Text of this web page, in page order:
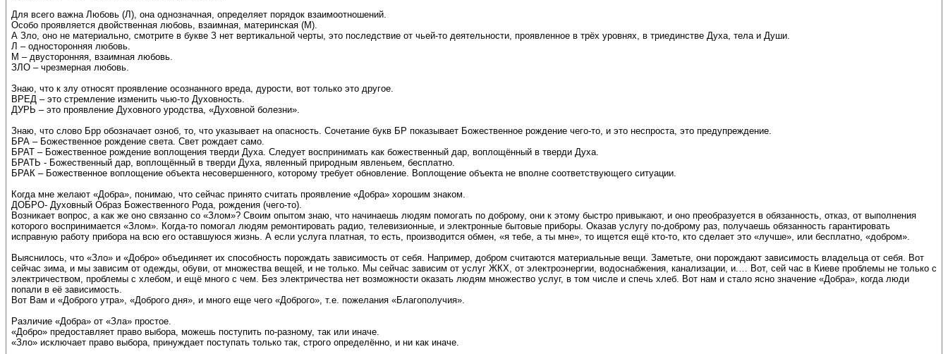
Для всего важна Любовь (Л), она однозначная, определяет порядок взаимоотношений.
Особо проявляется двойственная любовь, взаимная, материнская (М).
А Зло, оно не материально, смотрите в букве З нет вертикальной черты, это последствие от чьей-то деятельности, проявленное в трёх уровнях, в триединстве Духа, тела и Души.
Л – односторонняя любовь.
М – двусторонняя, взаимная любовь.
ЗЛО – чрезмерная любовь.
Знаю, что к злу относят проявление осознанного вреда, дурости, вот только это другое.
ВРЕД – это стремление изменить чью-то Духовность.
ДУРЬ – это проявление Духовного уродства, «Духовной болезни».
Знаю, что слово Брр обозначает озноб, то, что указывает на опасность. Сочетание букв БР показывает Божественное рождение чего-то, и это неспроста, это предупреждение.
БРА – Божественное рождение света. Свет рождает само.
БРАТ – Божественное рождение воплощения тверди Духа. Следует воспринимать как божественный дар, воплощённый в тверди Духа.
БРАТЬ - Божественный дар, воплощённый в тверди Духа, явленный природным явленьем, бесплатно.
БРАК – Божественное воплощение объекта несовершенного, которому требует обновление. Воплощение объекта не вполне соответствующего ситуации.
Когда мне желают «Добра», понимаю, что сейчас принято считать проявление «Добра» хорошим знаком.
ДОБРО- Духовный Образ Божественного Рода, рождения (чего-то).
Возникает вопрос, а как же оно связанно со «Злом»? Своим опытом знаю, что начинаешь людям помогать по доброму, они к этому быстро привыкают, и оно преобразуется в обязанность, отказ, от выполнения
которого воспринимается «Злом». Когда-то помогал людям ремонтировать радио, телевизионные, и электронные бытовые приборы. Оказав услугу по-доброму раз, получаешь обязанность гарантировать
исправную работу прибора на всю его оставшуюся жизнь. А если услуга платная, то есть, производится обмен, «я тебе, а ты мне», то ищется ещё кто-то, кто сделает это «лучше», или бесплатно, «добром».
Выяснилось, что «Зло» и «Добро» объединяет их способность порождать зависимость от себя. Например, добром считаются материальные вещи. Заметьте, они порождают зависимость владельца от себя. Вот
сейчас зима, и мы зависим от одежды, обуви, от множества вещей, и не только. Мы сейчас зависим от услуг ЖКХ, от электроэнергии, водоснабжения, канализации, и.… Вот, сей час в Киеве проблемы не только с
электричеством, проблемы с хлебом, и ещё много с чем. Без электричества нет возможности оказать людям множество услуг, в том числе и спечь хлеб. Вот нам и стало ясно значение «Добра», когда люди
попали в её зависимость.
Вот Вам и «Доброго утра», «Доброго дня», и много еще чего «Доброго», т.е. пожелания «Благополучия».
Различие «Добра» от «Зла» простое.
«Добро» предоставляет право выбора, можешь поступить по-разному, так или иначе.
«Зло» исключает право выбора, принуждает поступать только так, строго определённо, и ни как иначе.